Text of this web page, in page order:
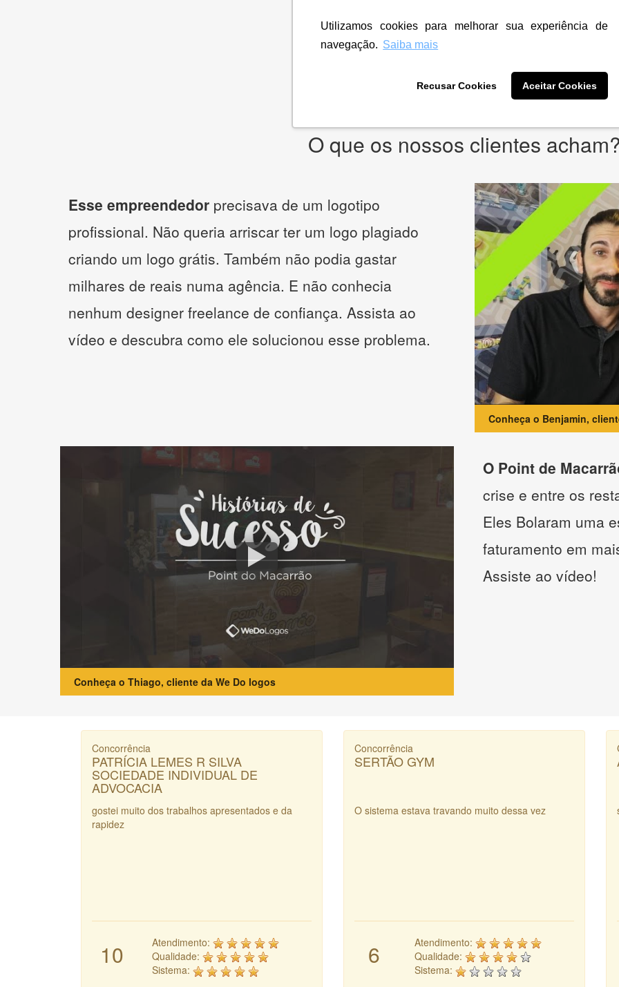
Utilizamos cookies para melhorar sua experiência de
navegação. Saiba mais
Recusar Cookies Aceitar Cookies
CRIE SUA MARCA
Políticas de Privacidade.
O que os nossos clientes
Esse empreendedor precisava de um logotipo
profissional. Não queria arriscar ter um logo plagiado
criando um logo grátis. Também não podia gastar
milhares de reais numa agência. E não conhecia
nenhum designer freelance de confiança. Assista ao
vídeo e descubra como ele solucionou esse problema.
Conheça o Benjamin,
Conheça o Thiago, cliente da We Do logos
O Point de
crise e entre os
Eles Bolaram uma
faturamento em
Assiste ao vídeo!
Concorrência
PATRÍCIA LEMES R SILVA
SOCIEDADE INDIVIDUAL DE
ADVOCACIA
gostei muito dos trabalhos apresentados e da
rapidez
10
Atendimento:
Qualidade:
Sistema:
Concorrência
SERTÃO GYM
O sistema estava travando muito dessa vez
6
Atendimento:
Qualidade:
Sistema: